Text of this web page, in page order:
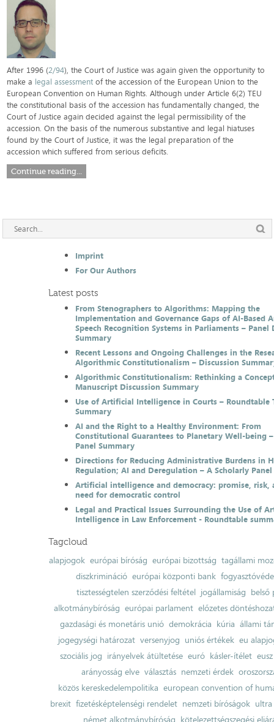
After 1996 (2/94), the Court of Justice was again given the opportunity to
make a legal assessment of the accession of the European Union to the
European Convention on Human Rights. Although under Article 6(2) TEU
the constitutional basis of the accession has fundamentally changed, the
Court of Justice again decided against the legal permissibility of the
accession. On the basis of the numerous substantive and legal hiatuses
found by the Court of Justice, it was the legal preparation of the
accession which suffered from serious deficits.
Continue reading...
Imprint
For Our Authors
Latest posts
From Stenographers to Algorithms: Mapping the
Implementation and Governance Gaps of AI-Based
Speech Recognition Systems in Parliaments – Panel
Summary
Recent Lessons and Ongoing Challenges in the
Algorithmic Constitutionalism – Discussion
Algorithmic Constitutionalism: Rethinking a
Manuscript Discussion Summary
Use of Artificial Intelligence in Courts – Roundtable
Summary
AI and the Right to a Healthy Environment: From
Constitutional Guarantees to Planetary Well-being
Panel Summary
Directions for Reducing Administrative Burdens in
Regulation; AI and Deregulation – A Scholarly
Artificial intelligence and democracy: promise, risk,
need for democratic control
Legal and Practical Issues Surrounding the Use of
Intelligence in Law Enforcement - Roundtable
Tagcloud
alapjogok európai bíróság európai bizottság tagállami
diszkrimináció európai központi bank
tisztességtelen szerződési feltétel jogállamiság belső
alkotmánybíróság európai parlament előzetes
gazdasági és monetáris unió demokrácia kúria állami
jogegységi határozat versenyjog uniós értékek eu
szociális jog irányelvek átültetése euró kásler-ítélet
arányosság elve választás nemzeti érdek
közös kereskedelempolitika european convention of
brexit fizetésképtelenségi rendelet nemzeti bíróságok ultra
német alkotmánybíróság kötelezettségszegési